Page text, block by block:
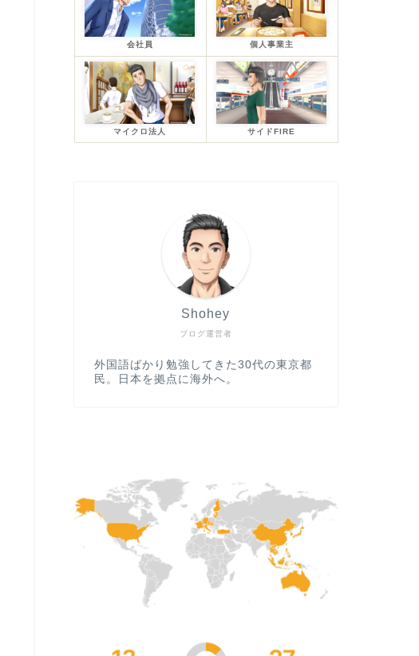
会社員 個人事業主
マイクロ法人 サイドFIRE
ブログ運営者
Shohey
外国語ばかり勉強してきた30代の東京都
民。日本を拠点に海外へ。